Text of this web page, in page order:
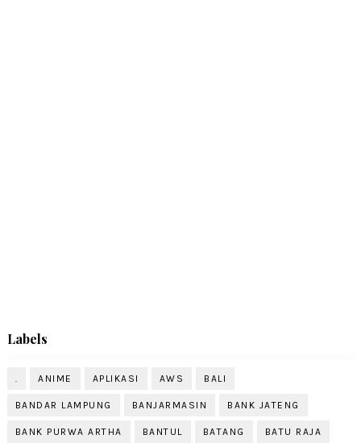
Labels
. ANIME APLIKASI AWS BALI
BANDAR LAMPUNG BANJARMASIN BANK JATENG
BANK PURWA ARTHA BANTUL BATANG BATU RAJA